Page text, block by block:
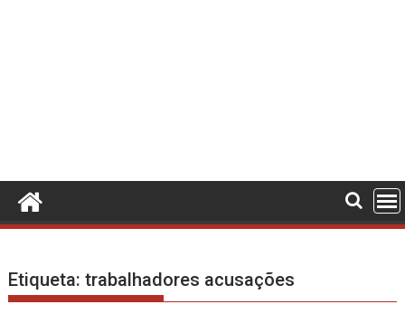
Etiqueta:trabalhadores acusações